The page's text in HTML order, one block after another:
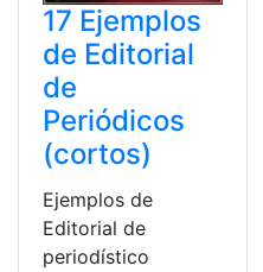
17 Ejemplos
de Editorial
de
Periódicos
(cortos)
Ejemplos de
Editorial de
periodístico